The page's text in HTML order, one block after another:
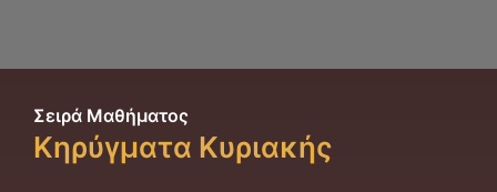
Σειρά Μαθήματος
Κηρύγματα Κυριακής